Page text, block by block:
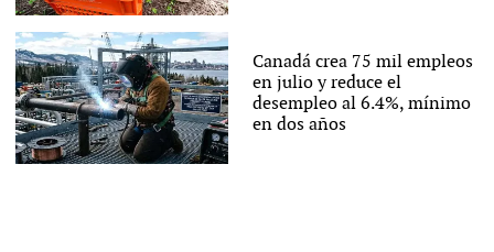
Canadá crea 75 mil empleos
en julio y reduce el
desempleo al 6.4%, mínimo
en dos años